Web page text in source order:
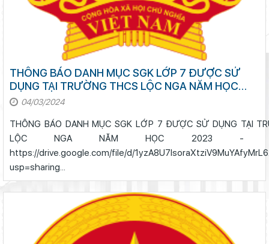
THÔNG BÁO DANH MỤC SGK LỚP 7 ĐƯỢC SỬ
DỤNG TẠI TRƯỜNG THCS LỘC NGA NĂM HỌC
2023 - 2024
04/03/2024
THÔNG BÁO DANH MỤC SGK LỚP 7 ĐƯỢC SỬ DỤNG TẠI
LỘC NGA NĂM HỌC 2023
https://drive.google.com/file/d/
usp=sharing...